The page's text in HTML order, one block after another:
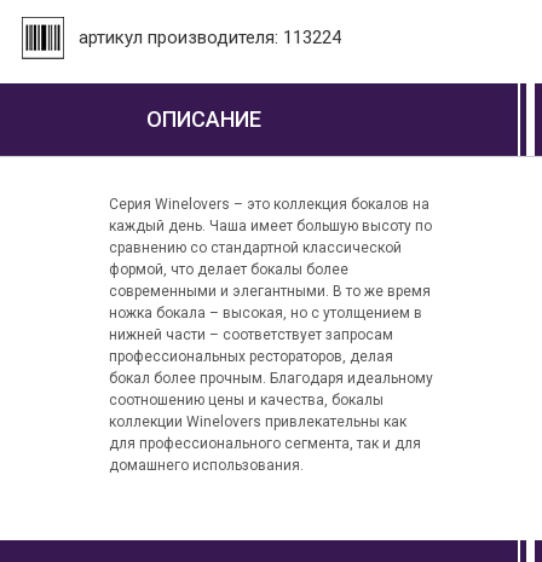
артикул производителя: 113224
ОПИСАНИЕ
Серия Winelovers – это коллекция бокалов на
каждый день. Чаша имеет большую высоту по
сравнению со стандартной классической
формой, что делает бокалы более
современными и элегантными. В то же время
ножка бокала – высокая, но с утолщением в
нижней части – соответствует запросам
профессиональных рестораторов, делая
бокал более прочным. Благодаря идеальному
соотношению цены и качества, бокалы
коллекции Winelovers привлекательны как
для профессионального сегмента, так и для
домашнего использования.